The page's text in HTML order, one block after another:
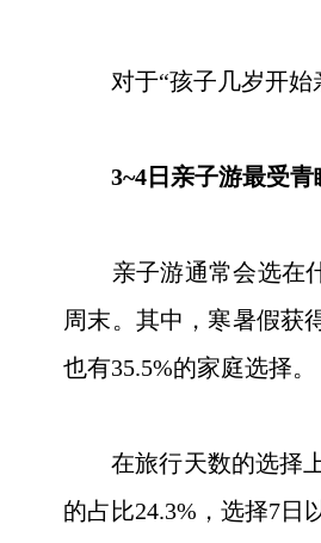
对于“孩子几岁开始亲
3~4日亲子游最受青
亲子游通常会选在什
周末。其中，寒暑假获
也有35.5%的家庭选择。
在旅行天数的选择上
的占比24.3%，选择7日